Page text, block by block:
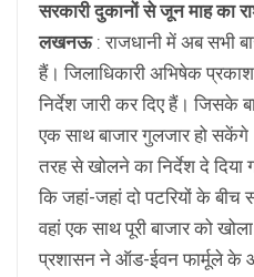
सरकारी दुकानों से जून माह का
लखनऊ: राजधानी में अब सभी
हैं। जिलाधिकारी अभिषेक
निर्देश जारी कर दिए हैं। जिसके
एक साथ बाजार गुलजार हो
तरह से खोलने का निर्देश दे दिया
कि जहां-जहां दो पटरियों के बीच
वहां एक साथ पूरी बाजार को
प्रशासन ने ऑड-ईवन फार्मूले के